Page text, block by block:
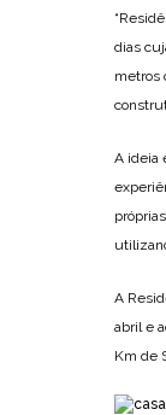
dias
metros
A ideia
A
abril e
Km de